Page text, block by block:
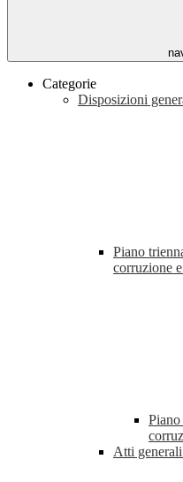
Categorie
Disposizioni
Piano
corruzione
Atti generali